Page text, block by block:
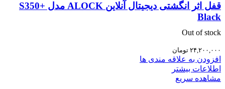
قفل اثر انگشتی دیجیتال آنلاین ALOCK مدل S350+
Black
Out of stock
۲۴,۲۰۰,۰۰۰ تومان
افزودن به علاقه مندی ها
اطلاعات بیشتر
مشاهده سریع